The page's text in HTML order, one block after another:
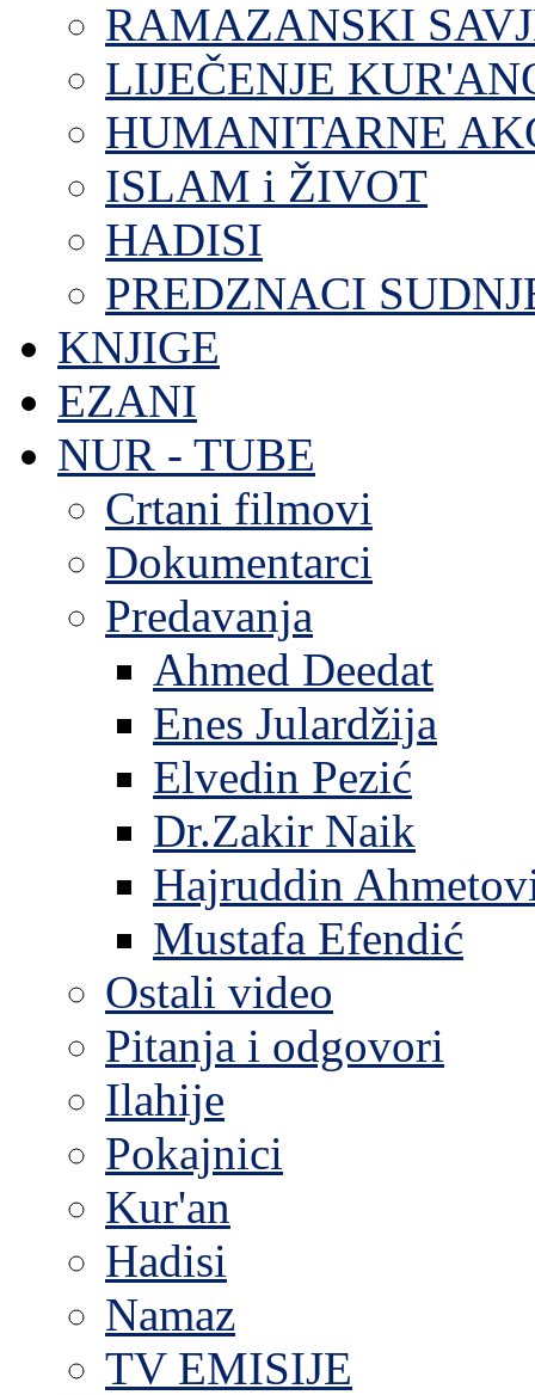
RAMAZANSKI
LIJEČENJE
HUMANITARNE
ISLAM i ŽIVOT
HADISI
PREDZNACI
KNJIGE
EZANI
NUR - TUBE
Crtani filmovi
Dokumentarci
Predavanja
Ahmed Deedat
Enes Julardžija
Elvedin Pezić
Dr.Zakir Naik
Hajruddin
Mustafa Efendić
Ostali video
Pitanja i odgovori
Ilahije
Pokajnici
Kur'an
Hadisi
Namaz
TV EMISIJE